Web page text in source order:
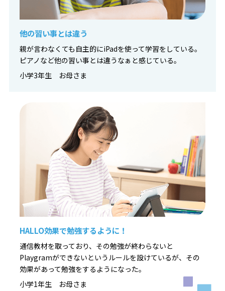
他の習い事とは違う
親が言わなくても自主的にiPadを使って学習をしている。
ピアノなど他の習い事とは違うなぁと感じている。
小学3年生 お母さま
HALLO効果で勉強するように！
通信教材を取っており、その勉強が終わらないと
Playgramができないというルールを設けているが、その
効果があって勉強をするようになった。
小学1年生 お母さま